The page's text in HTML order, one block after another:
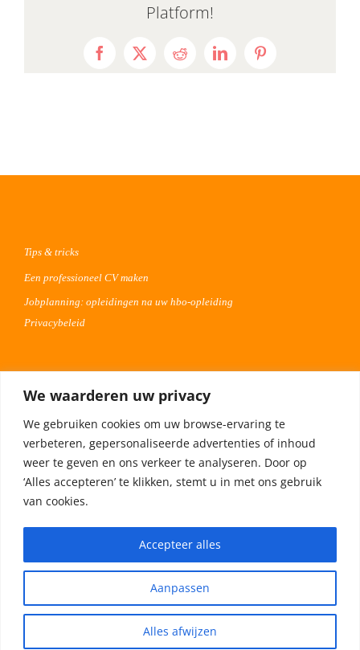
We waarderen uw privacy
We gebruiken cookies om uw browse-ervaring te
verbeteren, gepersonaliseerde advertenties of inhoud
weer te geven en ons verkeer te analyseren. Door op
‘Alles accepteren’ te klikken, stemt u in met ons gebruik
van cookies.
Aanpassen
Alles afwijzen
Accepteer alles
Platform!
Facebook
X RedditLinkedInPinterest
Tips & tricks
Een professioneel CV maken
Jobplanning: opleidingen na uw hbo-opleiding
Privacybeleid
Plaats uw vacature 30 dagen gratis
Adverteren op Meta
© Copyright -2026 | HBO magazine